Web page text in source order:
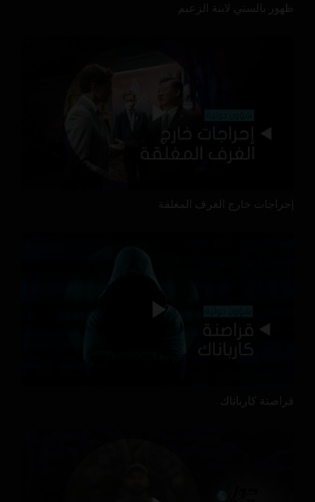
ظهور بالستي لابنة الزعيم
إحراجات خارج الغرف المغلقة
قراصنة كارباناك